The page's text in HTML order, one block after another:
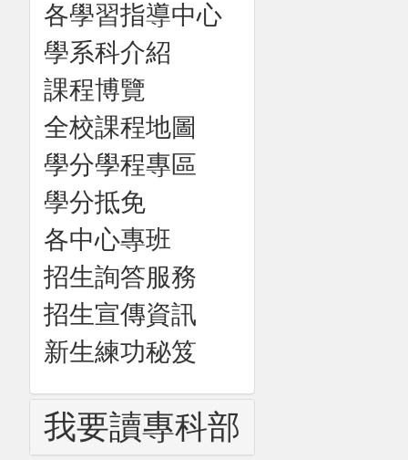
各學習指導中心
學系科介紹
課程博覽
全校課程地圖
學分學程專區
學分抵免
各中心專班
招生詢答服務
招生宣傳資訊
新生練功秘笈
我要讀專科部